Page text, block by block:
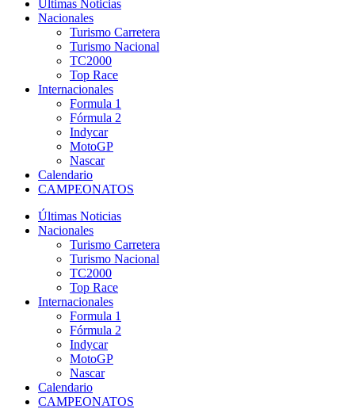
Últimas Noticias
Nacionales
Turismo Carretera
Turismo Nacional
TC2000
Top Race
Internacionales
Formula 1
Fórmula 2
Indycar
MotoGP
Nascar
Calendario
CAMPEONATOS
Últimas Noticias
Nacionales
Turismo Carretera
Turismo Nacional
TC2000
Top Race
Internacionales
Formula 1
Fórmula 2
Indycar
MotoGP
Nascar
Calendario
CAMPEONATOS